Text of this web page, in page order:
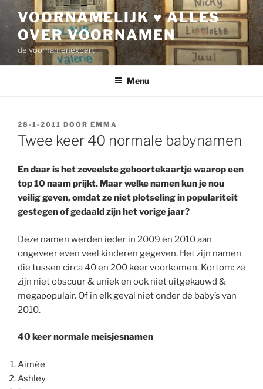
inhoud
VOORNAMELIJK ♥ ALLES
OVER VOORNAMEN
de voornamenexpert
Menu
GEPLAATST
OP
28-1-2011 DOOR EMMA
Twee keer 40 normale babynamen
En daar is het zoveelste geboortekaartje waarop een
top 10 naam prijkt. Maar welke namen kun je nou
veilig geven, omdat ze niet plotseling in populariteit
gestegen of gedaald zijn het vorige jaar?
Deze namen werden ieder in 2009 en 2010 aan
ongeveer even veel kinderen gegeven. Het zijn namen
die tussen circa 40 en 200 keer voorkomen. Kortom: ze
zijn niet obscuur & uniek en ook niet uitgekauwd &
megapopulair. Of in elk geval niet onder de baby’s van
2010.
40 keer normale meisjesnamen
Aimée
Ashley